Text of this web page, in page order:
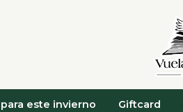
este invierno Giftcard